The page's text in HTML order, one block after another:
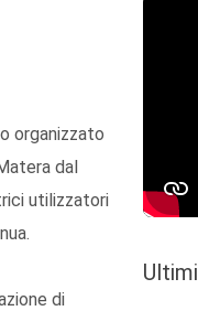
organizzato
dal
utilizzatori
di